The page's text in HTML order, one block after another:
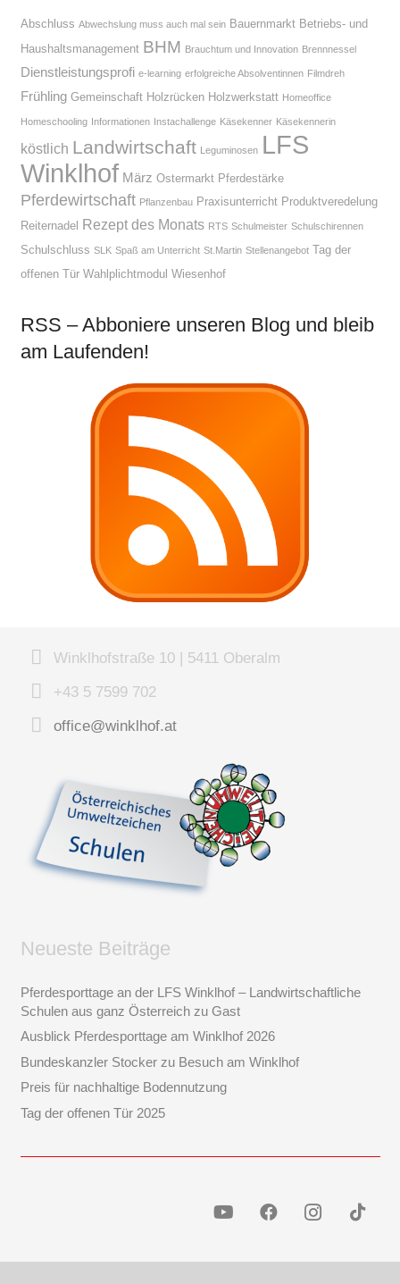
Abschluss Abwechslung muss auch mal sein Bauernmarkt Betriebs- und
Haushaltsmanagement BHM Brauchtum und Innovation Brennnessel
Dienstleistungsprofi e-learning erfolgreiche Absolventinnen Filmdreh
Frühling Gemeinschaft Holzrücken Holzwerkstatt Homeoffice
Homeschooling Informationen Instachallenge Käsekenner Käsekennerin
köstlich Landwirtschaft Leguminosen LFS
Winklhof März Ostermarkt Pferdestärke
Pferdewirtschaft Pflanzenbau Praxisunterricht Produktveredelung
Reiternadel
Rezept des Monats RTS Schulmeister Schulschirennen
Schulschluss SLK Spaß am Unterricht St.Martin Stellenangebot Tag der
offenen Tür Wahlplichtmodul Wiesenhof
RSS – Abboniere unseren Blog und bleib
am Laufenden!
Winklhofstraße 10 | 5411 Oberalm
+43 5 7599 702
office@winklhof.at
Neueste Beiträge
Pferdesporttage an der LFS Winklhof – Landwirtschaftliche
Schulen aus ganz Österreich zu Gast
Ausblick Pferdesporttage am Winklhof 2026
Bundeskanzler Stocker zu Besuch am Winklhof
Preis für nachhaltige Bodennutzung
Tag der offenen Tür 2025